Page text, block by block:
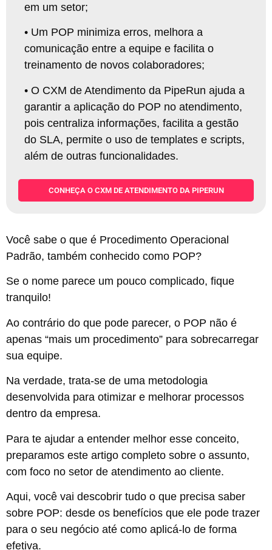
em um setor;
• Um POP minimiza erros, melhora a
comunicação entre a equipe e facilita o
treinamento de novos colaboradores;
• O CXM de Atendimento da PipeRun ajuda a
garantir a aplicação do POP no atendimento,
pois centraliza informações, facilita a gestão
do SLA, permite o uso de templates e scripts,
além de outras funcionalidades.
CONHEÇA O CXM DE ATENDIMENTO DA PIPERUN
Você sabe o que é Procedimento Operacional
Padrão, também conhecido como POP?
Se o nome parece um pouco complicado, fique
tranquilo!
Ao contrário do que pode parecer, o POP não é
apenas “mais um procedimento” para sobrecarregar
sua equipe.
Na verdade, trata-se de uma metodologia
desenvolvida para otimizar e melhorar processos
dentro da empresa.
Para te ajudar a entender melhor esse conceito,
preparamos este artigo completo sobre o assunto,
com foco no setor de atendimento ao cliente.
Aqui, você vai descobrir tudo o que precisa saber
sobre POP: desde os benefícios que ele pode trazer
para o seu negócio até como aplicá-lo de forma
efetiva.